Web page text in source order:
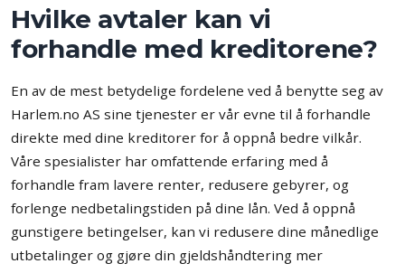
Hvilke avtaler kan vi
forhandle med kreditorene?
En av de mest betydelige fordelene ved å benytte seg av
Harlem.no AS sine tjenester er vår evne til å forhandle
direkte med dine kreditorer for å oppnå bedre vilkår.
Våre spesialister har omfattende erfaring med å
forhandle fram lavere renter, redusere gebyrer, og
forlenge nedbetalingstiden på dine lån. Ved å oppnå
gunstigere betingelser, kan vi redusere dine månedlige
utbetalinger og gjøre din gjeldshåndtering mer